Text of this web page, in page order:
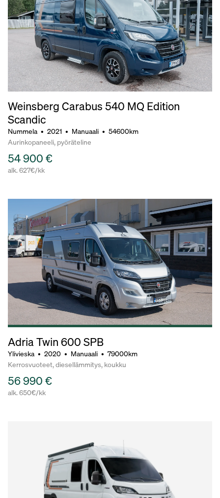
Weinsberg Carabus 540 MQ Edition
Scandic
Nummela • 2021 • Manuaali • 54600km
Aurinkopaneeli, pyöräteline
54 900 €
alk. 627€/kk
Adria Twin 600 SPB
Ylivieska • 2020 • Manuaali • 79000km
Kerrosvuoteet, diesellämmitys, koukku
56 990 €
alk. 650€/kk